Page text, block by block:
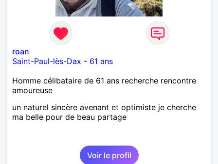
roan
Saint-Paul-lès-Dax - 61 ans
Homme célibataire de 61 ans recherche rencontre
amoureuse
un naturel sincère avenant et optimiste je cherche
ma belle pour de beau partage
Voir le profil